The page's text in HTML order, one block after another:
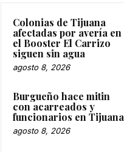
Colonias de Tijuana
afectadas por avería en
el Booster El Carrizo
siguen sin agua
agosto 8, 2026
Burgueño hace mitin
con acarreados y
funcionarios en Tijuana
agosto 8, 2026